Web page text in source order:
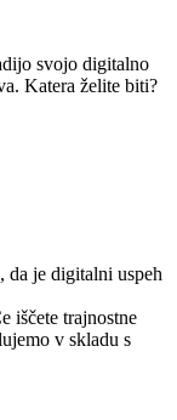
svojo digitalno
Katera želite biti?
da je digitalni uspeh
iščete trajnostne
v skladu s